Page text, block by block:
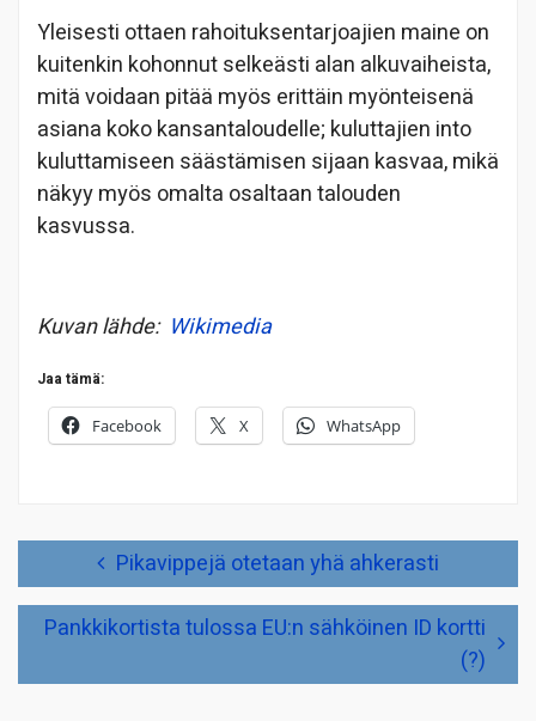
Yleisesti ottaen rahoituksentarjoajien maine on
kuitenkin kohonnut selkeästi alan alkuvaiheista,
mitä voidaan pitää myös erittäin myönteisenä
asiana koko kansantaloudelle; kuluttajien into
kuluttamiseen säästämisen sijaan kasvaa, mikä
näkyy myös omalta osaltaan talouden
kasvussa.
Kuvan lähde: Wikimedia
Jaa tämä:
Facebook X WhatsApp
Pikavippejä otetaan yhä ahkerasti
Pankkikortista tulossa EU:n sähköinen ID kortti
(?)